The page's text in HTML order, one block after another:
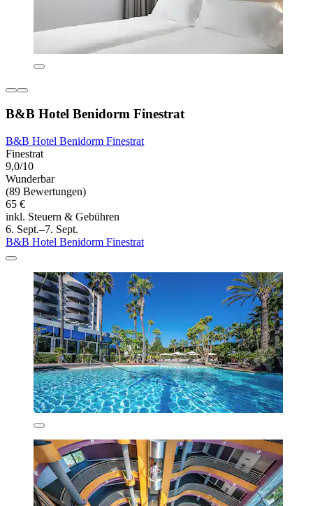
B&B Hotel Benidorm Finestrat
B&B Hotel Benidorm Finestrat
Finestrat
9,0/10
Wunderbar
(89 Bewertungen)
65 €
inkl. Steuern & Gebühren
6. Sept.–7. Sept.
B&B Hotel Benidorm Finestrat